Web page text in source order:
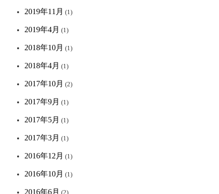
2019年11月 (1)
2019年4月 (1)
2018年10月 (1)
2018年4月 (1)
2017年10月 (2)
2017年9月 (1)
2017年5月 (1)
2017年3月 (1)
2016年12月 (1)
2016年10月 (1)
2016年6月 (2)